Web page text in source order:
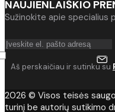
NAUJIENLAIŠKIO
Sužinokite apie specialius
Aš perskaičiau ir sutinku su
2026 © Visos teisės
turinį be autorių sutikimo